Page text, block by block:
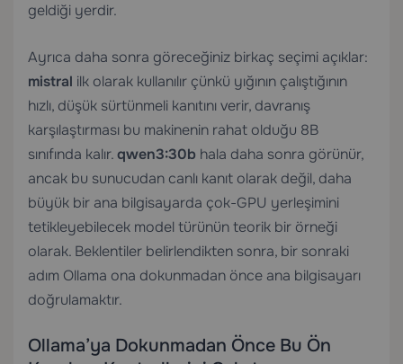
geldiği yerdir.
Ayrıca daha sonra göreceğiniz birkaç seçimi açıklar:
mistral ilk olarak kullanılır çünkü yığının çalıştığının
hızlı, düşük sürtünmeli kanıtını verir, davranış
karşılaştırması bu makinenin rahat olduğu 8B
sınıfında kalır.qwen3:30b hala daha sonra görünür,
ancak bu sunucudan canlı kanıt olarak değil, daha
büyük bir ana bilgisayarda çok-GPU yerleşimini
tetikleyebilecek model türünün teorik bir örneği
olarak. Beklentiler belirlendikten sonra, bir sonraki
adım Ollama ona dokunmadan önce ana bilgisayarı
doğrulamaktır.
Ollama’ya Dokunmadan Önce Bu Ön